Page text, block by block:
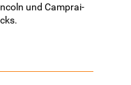
und Camprai-